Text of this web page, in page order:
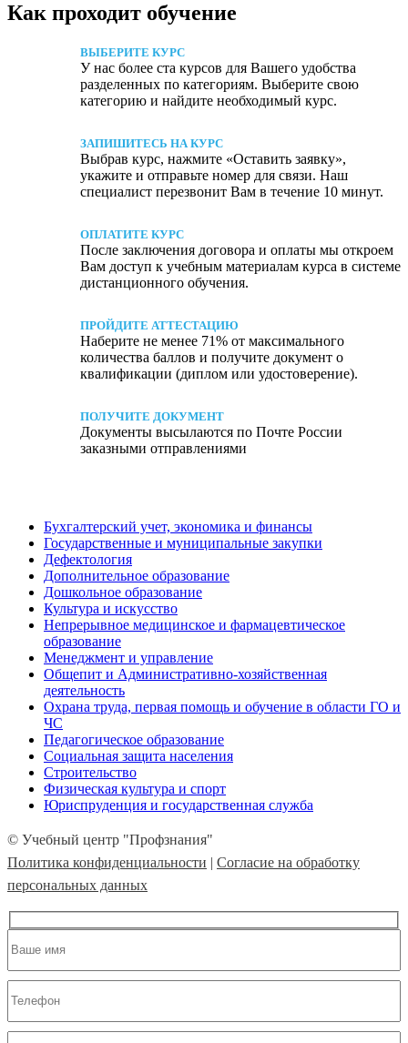
Как проходит обучение
ВЫБЕРИТЕ КУРС
У нас более ста курсов для Вашего удобства
разделенных по категориям. Выберите свою
категорию и найдите необходимый курс.
ЗАПИШИТЕСЬ НА КУРС
Выбрав курс, нажмите «Оставить заявку»,
укажите и отправьте номер для связи. Наш
специалист перезвонит Вам в течение 10 минут.
ОПЛАТИТЕ КУРС
После заключения договора и оплаты мы откроем
Вам доступ к учебным материалам курса в системе
дистанционного обучения.
ПРОЙДИТЕ АТТЕСТАЦИЮ
Наберите не менее 71% от максимального
количества баллов и получите документ о
квалификации (диплом или удостоверение).
ПОЛУЧИТЕ ДОКУМЕНТ
Документы высылаются по Почте России
заказными отправлениями
Бухгалтерский учет, экономика и финансы
Государственные и муниципальные закупки
Дефектология
Дополнительное образование
Дошкольное образование
Культура и искусство
Непрерывное медицинское и фармацевтическое
образование
Менеджмент и управление
Общепит и Административно-хозяйственная
деятельность
Охрана труда, первая помощь и обучение в области ГО и
ЧС
Педагогическое образование
Социальная защита населения
Строительство
Физическая культура и спорт
Юриспруденция и государственная служба
© Учебный центр "Профзнания"
Политика конфиденциальности | Согласие на обработку
персональных данных